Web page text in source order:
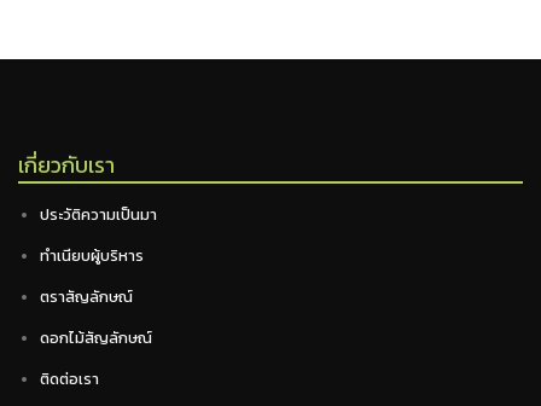
เกี่ยวกับเรา
ประวัติความเป็นมา
ทำเนียบผู้บริหาร
ตราสัญลักษณ์
ดอกไม้สัญลักษณ์
ติดต่อเรา